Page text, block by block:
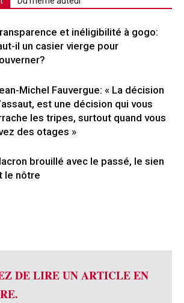
et inéligibilité à gogo:
il un casier vierge pour
Michel Fauvergue: « La décision
est une décision qui vous
les tripes, surtout quand vous
des otages »
brouillé avec le passé, le sien
le nôtre
DE LIRE UN ARTICLE EN